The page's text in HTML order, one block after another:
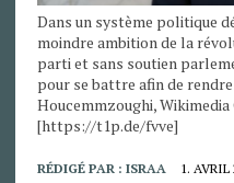
Dans un système politique
moindre ambition de la
parti et sans soutien
pour se battre afin de
Houcemmzoughi, Wikimedia
[https://t1p.de/fvve]
RÉDIGÉ PAR : ISRAA 1. AVRIL